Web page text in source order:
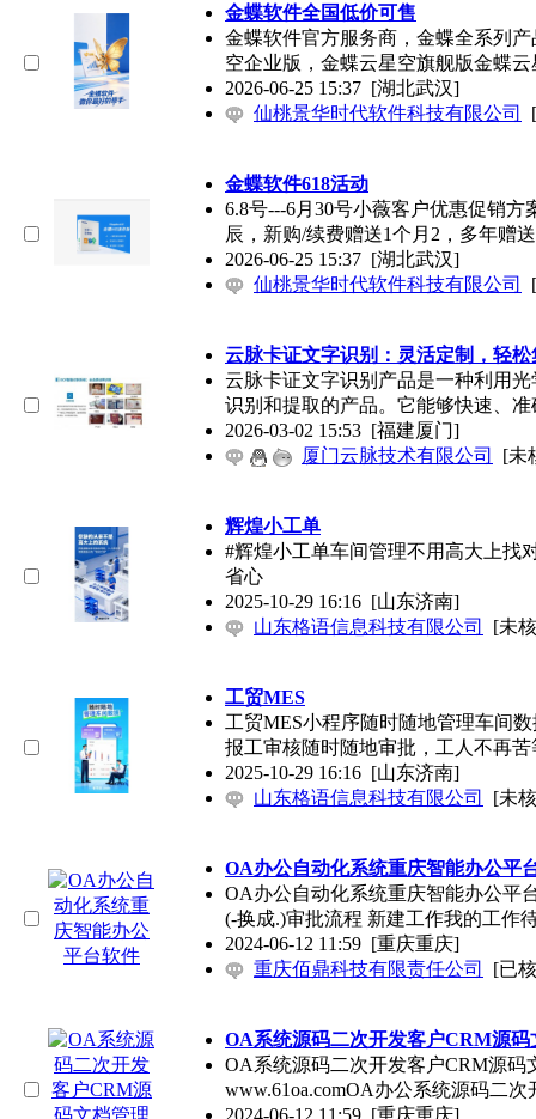
金蝶软件全国低价可售
金蝶软件官方服务商，金蝶全系列
空企业版，金蝶云星空旗舰版金蝶云
2026-06-25 15:37 [湖北武汉]
仙桃景华时代软件科技有限公司
金蝶软件618活动
6.8号---6月30号小薇客户优惠促销
辰，新购/续费赠送1个月2，多年赠
2026-06-25 15:37 [湖北武汉]
仙桃景华时代软件科技有限公司
云脉卡证文字识别：灵活定制，轻松
云脉卡证文字识别产品是一种利用
识别和提取的产品。它能够快速、准
2026-03-02 15:53 [福建厦门]
厦门云脉技术有限公司
[未
辉煌小工单
#辉煌小工单车间管理不用高大上找
省心
2025-10-29 16:16 [山东济南]
山东格语信息科技有限公司
[未
工贸MES
工贸MES小程序随时随地管理车间
报工审核随时随地审批，工人不再苦
2025-10-29 16:16 [山东济南]
山东格语信息科技有限公司
[未
OA办公自动化系统重庆智能办公平
OA办公自动化系统重庆智能办公平
(-换成.)审批流程 新建工作我的工作
2024-06-12 11:59 [重庆重庆]
重庆佰鼎科技有限责任公司
[已
OA系统源码二次开发客户CRM源码
OA系统源码二次开发客户CRM源码
www.61oa.comOA办公系统源码二次
2024-06-12 11:59 [重庆重庆]